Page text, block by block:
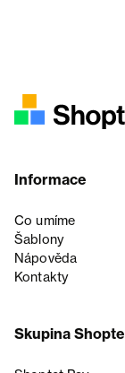
Informace
Co umíme
Šablony
Nápověda
Kontakty
Skupina